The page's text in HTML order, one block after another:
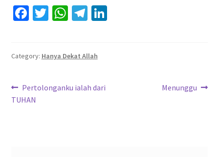
Fa
o
k
T
er
W
sA
p
Te
a
Li
Category: Hanya Dekat Allah
Navigasi
pos
Previous
post:
Pertolonganku ialah dari
TUHAN
Next
Menunggu